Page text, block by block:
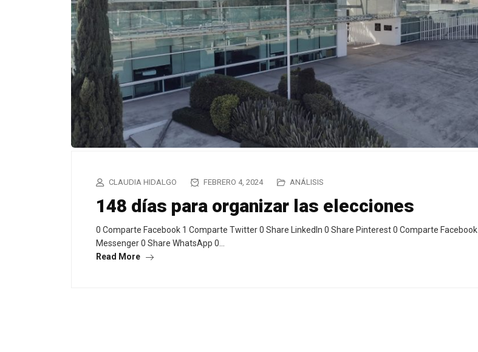
CLAUDIA HIDALGO FEBRERO 4, 2024 ANÁLISIS
148 días para organizar las elecciones
0 Comparte Facebook 1 Comparte Twitter 0 Share LinkedIn 0 Share Pinterest 0 Comparte Facebook
Messenger 0 Share WhatsApp 0…
Read More